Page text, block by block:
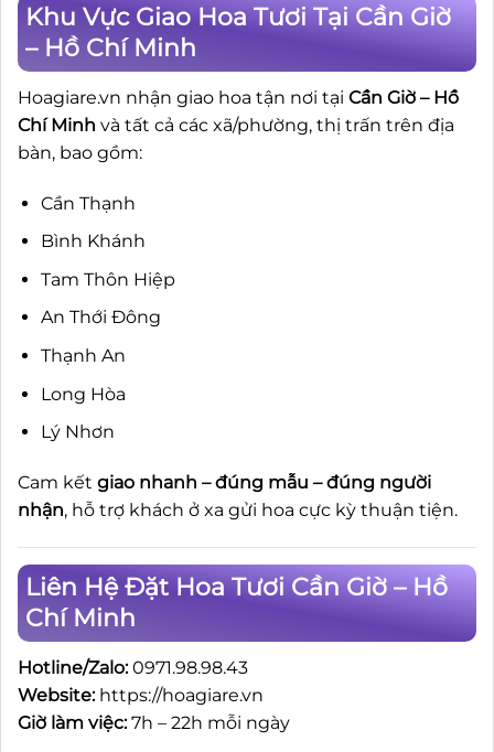
Khu Vực Giao Hoa Tươi Tại Cần Giờ
– Hồ Chí Minh
Hoagiare.vn nhận giao hoa tận nơi tại Cần Giờ – Hồ
Chí Minh và tất cả các xã/phường, thị trấn trên địa
bàn, bao gồm:
Cần Thạnh
Bình Khánh
Tam Thôn Hiệp
An Thới Đông
Thạnh An
Long Hòa
Lý Nhơn
Cam kết giao nhanh – đúng mẫu – đúng người
nhận, hỗ trợ khách ở xa gửi hoa cực kỳ thuận tiện.
Liên Hệ Đặt Hoa Tươi Cần Giờ – Hồ
Chí Minh
Hotline/Zalo:0971.98.98.43
Website: https://hoagiare.vn
Giờ làm việc:7h – 22h mỗi ngày